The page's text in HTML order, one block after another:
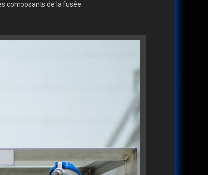
composants de la fusée.